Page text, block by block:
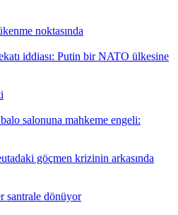
noktasında
iddiası: Putin bir NATO ülkesine
salonuna mahkeme engeli:
göçmen krizinin arkasında
santrale dönüyor